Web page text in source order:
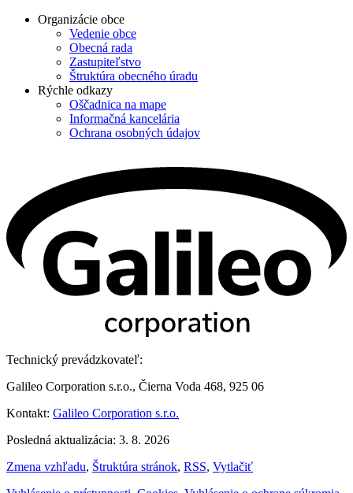
Organizácie obce
Vedenie obce
Obecná rada
Zastupiteľstvo
Štruktúra obecného úradu
Rýchle odkazy
Oščadnica na mape
Informačná kancelária
Ochrana osobných údajov
Technický prevádzkovateľ:
Galileo Corporation s.r.o., Čierna Voda 468, 925 06
Kontakt: Galileo Corporation s.r.o.
Posledná aktualizácia: 3. 8. 2026
Zmena vzhľadu, Štruktúra stránok, RSS, Vytlačiť